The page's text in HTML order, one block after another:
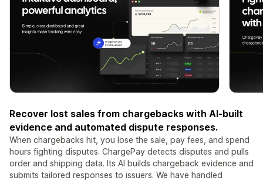
Recover lost sales from chargebacks with AI-built
evidence and automated dispute responses.
When chargebacks hit, you lose the sale, pay fees, and spend
hours fighting disputes. ChargePay detects disputes and pulls
order and shipping data. Its AI builds chargeback evidence and
submits tailored responses to issuers. We have handled